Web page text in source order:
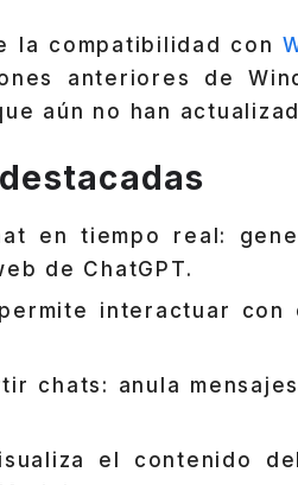
la compatibilidad con
anteriores de
aún no han
en tiempo real:
de ChatGPT.
interactuar con
chats: anula
el contenido